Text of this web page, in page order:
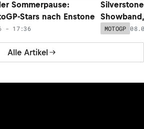
Alle Artikel
Sommerpause:
Stars nach Enstone
- 17:36 MOTOGP